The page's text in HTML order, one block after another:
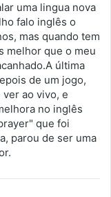
uma lingua nova
falo inglês o
mas quando tem
melhor que o meu
última
de um jogo,
ao vivo, e
no inglês
que foi
parou de ser uma